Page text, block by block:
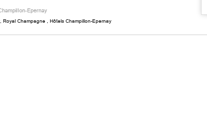
Epernay
Royal Champagne Hôtels Champillon-Epernay